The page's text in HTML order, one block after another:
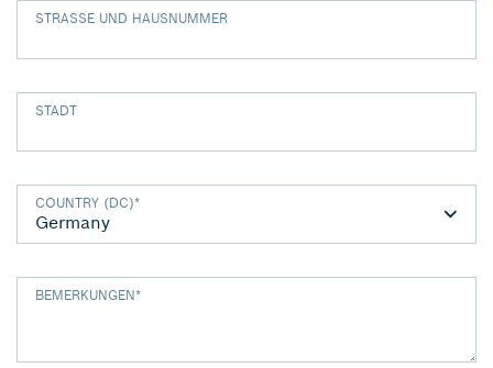
STRASSE UND HAUSNUMMER
STADT
COUNTRY (DC)*
BEMERKUNGEN*